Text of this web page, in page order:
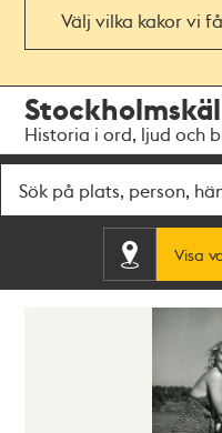
Välj vilka kakor vi
navigationen
huvudinnehållet
Historia i ord, ljud och
Visa